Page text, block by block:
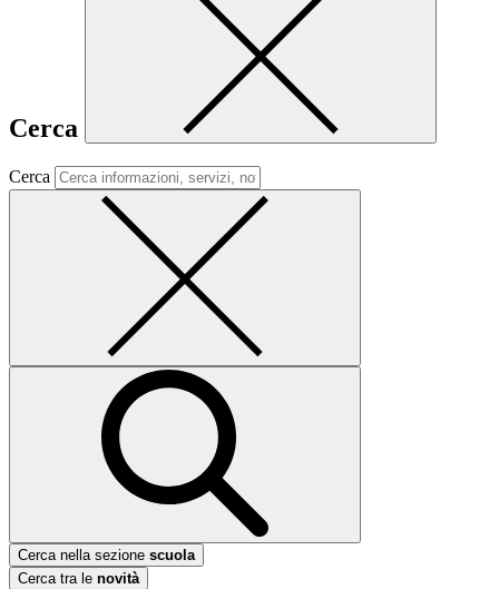
Cerca
Cerca
Cerca nella sezione scuola
Cerca tra le novità